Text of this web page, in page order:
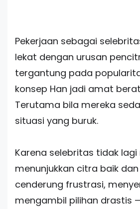
Pekerjaan sebagai
lekat dengan urusan
tergantung pada
konsep Han jadi amat
Terutama bila mereka
situasi yang buruk.
Karena selebritas tidak
menunjukkan citra baik
cenderung frustrasi,
mengambil pilihan drastis